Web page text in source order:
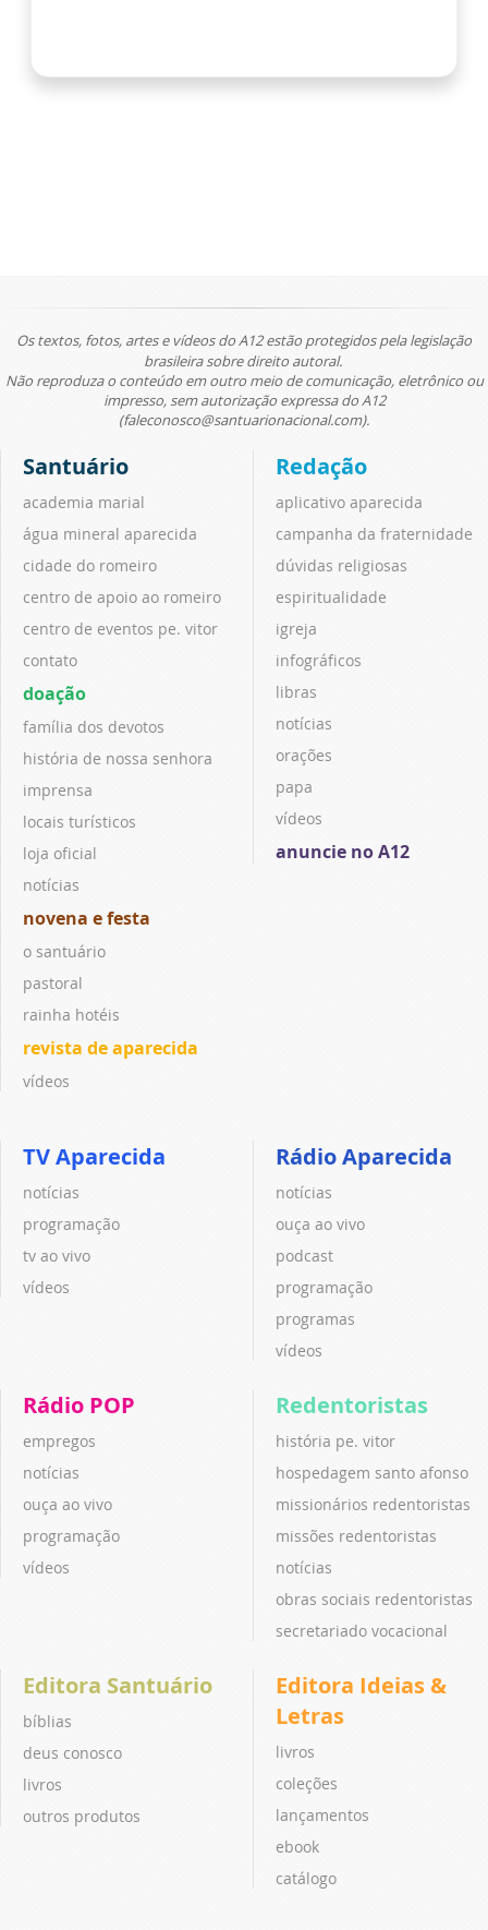
Os textos, fotos, artes e vídeos do A12 estão protegidos pela legislação
brasileira sobre direito autoral.
Não reproduza o conteúdo em outro meio de comunicação, eletrônico ou
impresso, sem autorização expressa do A12
(faleconosco@santuarionacional.com).
Santuário
academia marial
água mineral aparecida
cidade do romeiro
centro de apoio ao romeiro
centro de eventos pe. vitor
contato
doação
família dos devotos
história de nossa senhora
imprensa
locais turísticos
loja oficial
notícias
novena e festa
o santuário
pastoral
rainha hotéis
revista de aparecida
vídeos
Redação
aplicativo aparecida
campanha da fraternidade
dúvidas religiosas
espiritualidade
igreja
infográficos
libras
notícias
orações
papa
vídeos
anuncie no A12
TV Aparecida
notícias
programação
tv ao vivo
vídeos
Rádio Aparecida
notícias
ouça ao vivo
podcast
programação
programas
vídeos
Rádio POP
empregos
notícias
ouça ao vivo
programação
vídeos
Redentoristas
história pe. vitor
hospedagem santo afonso
missionários redentoristas
missões redentoristas
notícias
obras sociais redentoristas
secretariado vocacional
Editora Santuário
bíblias
deus conosco
livros
outros produtos
Editora Ideias &
Letras
livros
coleções
lançamentos
ebook
catálogo